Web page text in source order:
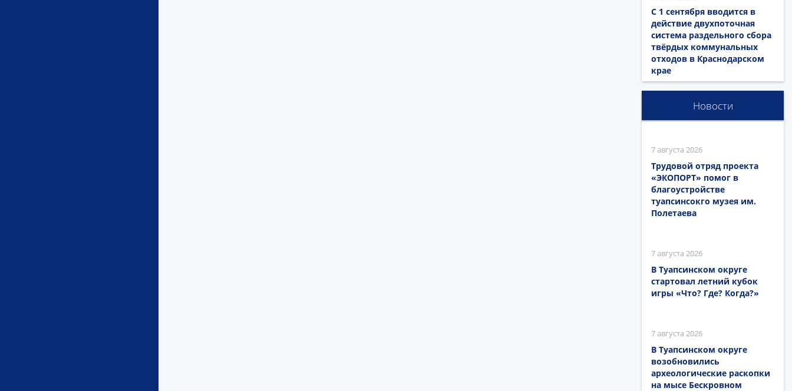
С 1 сентября вводится в
действие двухпоточная
система раздельного сбора
твёрдых коммунальных
отходов в Краснодарском
крае
Новости
7 августа 2026
Трудовой отряд проекта
«ЭКОПОРТ» помог в
благоустройстве
туапсинсокго музея им.
Полетаева
7 августа 2026
В Туапсинском округе
стартовал летний кубок
игры «Что? Где? Когда?»
7 августа 2026
В Туапсинском округе
возобновились
археологические раскопки
на мысе Бескровном